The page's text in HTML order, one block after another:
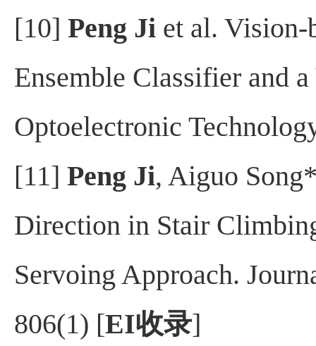
[10] Peng Ji et al. Vision-
Ensemble Classifier and
Optoelectronic
[11] Peng Ji, Aiguo
Direction in Stair
Servoing Approach.
806(1) [EI收录]